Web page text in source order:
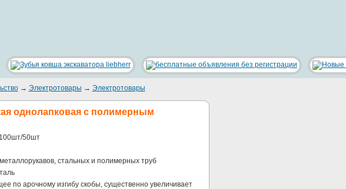
→ Электротовары → Электротовары
однолапковая с полимерным
50шт
стальных и полимерных труб
по арочному изгибу скобы, существенно увеличивает